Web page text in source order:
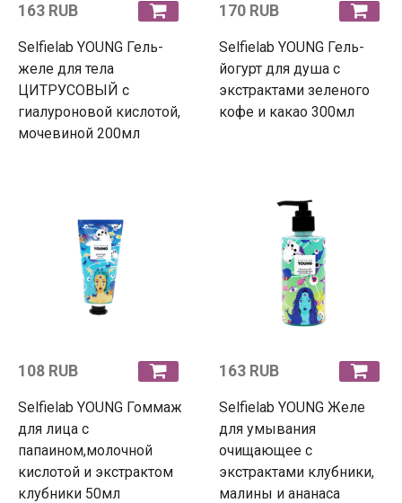
163 RUB
Selfielab YOUNG Гель-
желе для тела
ЦИТРУСОВЫЙ с
гиалуроновой кислотой,
мочевиной 200мл
170 RUB
Selfielab YOUNG Гель-
йогурт для душа с
экстрактами зеленого
кофе и какао 300мл
108 RUB
Selfielab YOUNG Гоммаж
для лица с
папаином,молочной
кислотой и экстрактом
клубники 50мл
163 RUB
Selfielab YOUNG Желе
для умывания
очищающее с
экстрактами клубники,
малины и ананаса